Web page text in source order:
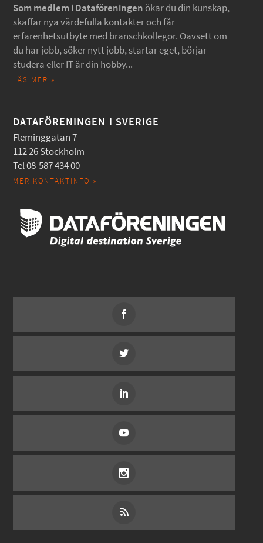
Som medlem i Dataföreningen ökar du din kunskap,
skaffar nya värdefulla kontakter och får
erfarenhetsutbyte med branschkollegor. Oavsett om
du har jobb, söker nytt jobb, startar eget, börjar
studera eller IT är din hobby...
LÄS MER »
DATAFÖRENINGEN I SVERIGE
Fleminggatan 7
112 26 Stockholm
Tel 08-587 434 00
MER KONTAKTINFO »